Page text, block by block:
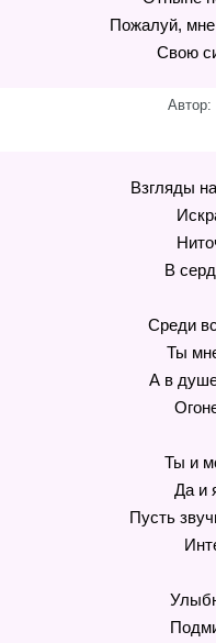
Пожалуй,
Свою
Автор:
Взгляды
В
Среди
Ты
А в
Ты и
Да и
Пусть